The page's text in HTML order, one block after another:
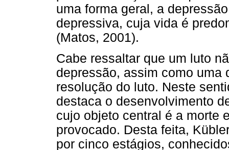
uma forma geral, a
depressiva, cuja vida é
(Matos, 2001).
Cabe ressaltar que um luto
depressão, assim como uma
resolução do luto. Neste
destaca o desenvolvimento
cujo objeto central é a morte
provocado. Desta feita,
por cinco estágios,